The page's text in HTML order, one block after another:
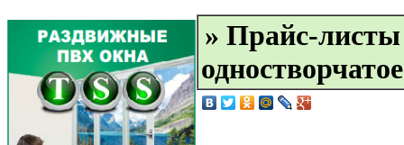
» Прайс-
одностворчатое